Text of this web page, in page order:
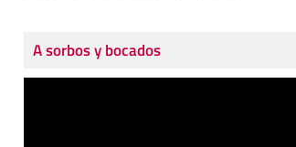
A sorbos y bocados